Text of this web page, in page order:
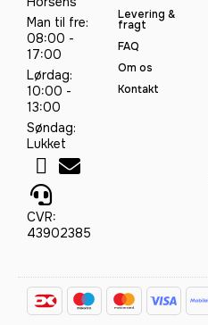
Man til fre:
08:00 -
17:00
Lørdag:
10:00 -
13:00
Søndag:
Lukket
CVR:
43902385
Levering &
fragt
FAQ
Om os
Kontakt